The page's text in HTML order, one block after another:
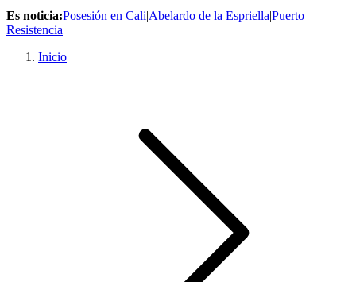
Es noticia:Posesión en Cali|Abelardo de la Espriella|Puerto
Resistencia
Inicio